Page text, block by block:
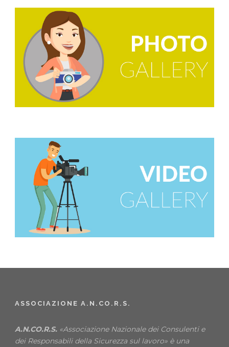
ASSOCIAZIONE A.N.CO.R.S.
A.N.CO.R.S. «Associazione Nazionale dei Consulenti e
dei Responsabili della Sicurezza sul lavoro» è una